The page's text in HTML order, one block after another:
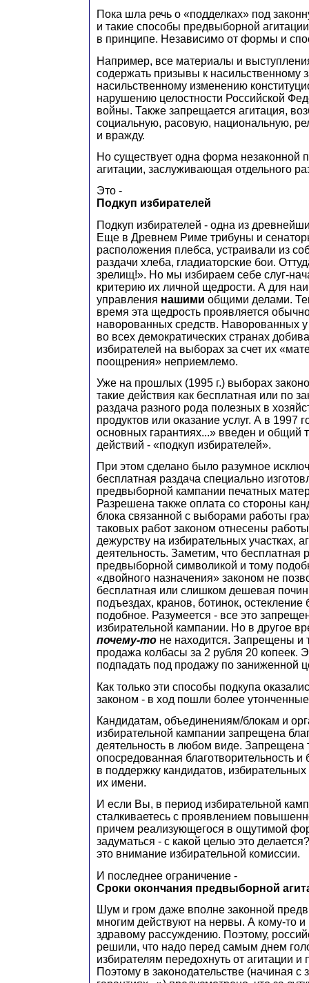
Пока шла речь о «подделках» под
и такие способы предвыборной
в принципе. Независимо от формы и
Например, все материалы и
содержать призывы к насильственному
насильственному изменению
нарушению целостности Российской
войны. Также запрещается агитация,
социальную, расовую, национальную,
и вражду.
Но существует одна форма незаконной
агитации, заслуживающая отдельного
Это -
Подкуп избирателей
Подкуп избирателей - одна из
Еще в Древнем Риме трибуны и
расположения плебса, устраивали из
раздачи хлеба, гладиаторские бои.
зрелищ!». Но мы избираем себе слуг-
критерию их личной щедрости. А для
управления нашими общими делами.
время эта щедрость проявляется
наворованных средств. Наворованных
во всех демократических странах
избирателей на выборах за счет их
поощрения» неприемлемо.
Уже на прошлых (1995 г.) выборах
такие действия как бесплатная или по
раздача разного рода полезных в
продуктов или оказание услуг. А в 1997
основных гарантиях...» введен и общий
действий - «подкуп избирателей».
При этом сделано было разумное
бесплатная раздача специально
предвыборной кампании печатных
Разрешена также оплата со стороны
блока связанной с выборами работы
таковых работ законом отнесены
дежурству на избирательных участках,
деятельность. Заметим, что бесплатная
предвыборной символикой и тому
«двойного назначения» законом не
бесплатная или слишком дешевая
подъездах, кранов, ботинок, остекление
подобное. Разумеется - все это
избирательной кампании. Но в другое
почему-то не находится. Запрещены и
продажа колбасы за 2 рубля 20 копеек.
подпадать под продажу по заниженной
Как только эти способы подкупа
законом - в ход пошли более
Кандидатам, объединениям/блокам и
избирательной кампании запрещена
деятельность в любом виде. Запрещена
опосредованная благотворительность и
в поддержку кандидатов,
их имени.
И если Вы, в период избирательной
сталкиваетесь с проявлением
причем реализующегося в ощутимой
задуматься - с какой целью это
это внимание избирательной комиссии.
И последнее ограничение -
Сроки окончания предвыборной
Шум и гром даже вполне законной
многим действуют на нервы. А кому-то и
здравому рассуждению. Поэтому,
решили, что надо перед самым днем
избирателям передохнуть от агитации и
Поэтому в законодательстве (начиная